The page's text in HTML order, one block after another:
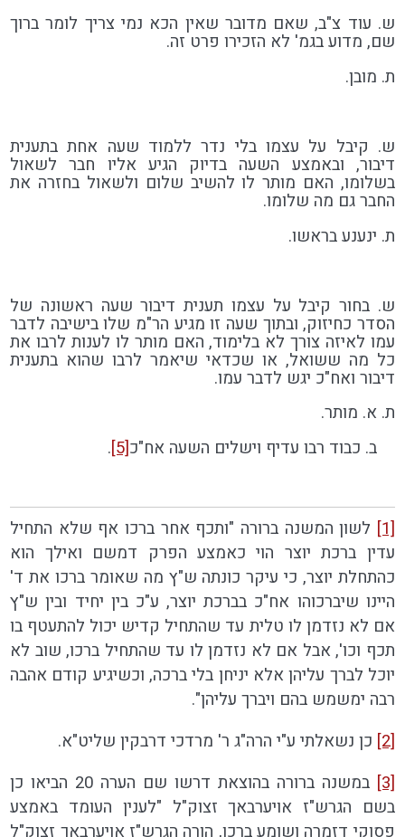
ש. עוד צ"ב, שאם מדובר שאין הכא נמי צריך לומר ברוך
שם, מדוע בגמ' לא הזכירו פרט זה.
ת. מובן.
ש. קיבל על עצמו בלי נדר ללמוד שעה אחת בתענית
דיבור, ובאמצע השעה בדיוק הגיע אליו חבר לשאול
בשלומו, האם מותר לו להשיב שלום ולשאול בחזרה את
החבר גם מה שלומו.
ת. ינענע בראשו.
ש. בחור קיבל על עצמו תענית דיבור שעה ראשונה של
הסדר כחיזוק, ובתוך שעה זו מגיע הר"מ שלו בישיבה לדבר
עמו לאיזה צורך לא בלימוד, האם מותר לו לענות לרבו את
כל מה ששואל, או שכדאי שיאמר לרבו שהוא בתענית
דיבור ואח"כ יגש לדבר עמו.
ת. א. מותר.
ב. כבוד רבו עדיף וישלים השעה אח"כ[5]
.
[1] לשון המשנה ברורה "ותכף אחר ברכו אף שלא התחיל
עדין ברכת יוצר הוי כאמצע הפרק דמשם ואילך הוא
כהתחלת יוצר, כי עיקר כונתה ש"ץ מה שאומר ברכו את ד'
היינו שיברכוהו אח"כ בברכת יוצר, ע"כ בין יחיד ובין ש"ץ
אם לא נזדמן לו טלית עד שהתחיל קדיש יכול להתעטף בו
תכף וכו', אבל אם לא נזדמן לו עד שהתחיל ברכו, שוב לא
יוכל לברך עליהן אלא יניחן בלי ברכה, וכשיגיע קודם אהבה
רבה ימשמש בהם ויברך עליהן".
[2] כן נשאלתי ע"י הרה"ג ר' מרדכי דרבקין שליט"א.
[3]
במשנה ברורה בהוצאת דרשו שם הערה 20 הביאו כן
בשם הגרש"ז אויערבאך זצוק"ל "לענין העומד באמצע
פסוקי דזמרה ושומע ברכו, הורה הגרש"ז אויערבאך זצוק"ל